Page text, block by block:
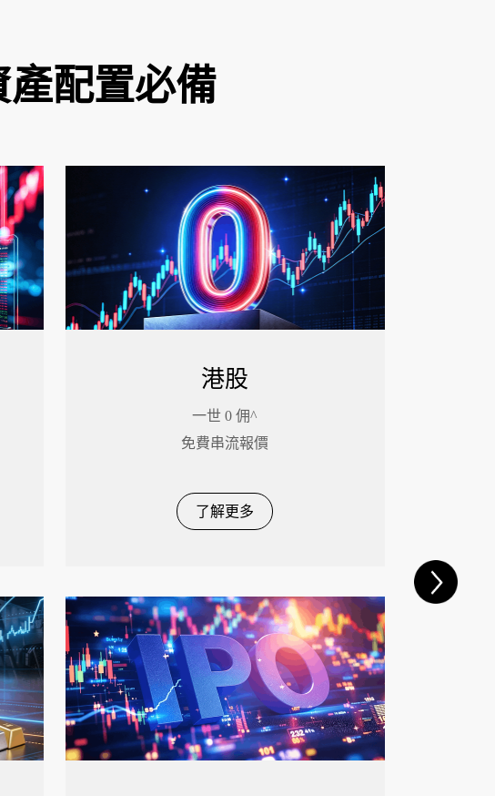
配置必備
港股
一世 0 佣^
免費串流報價
了解更多